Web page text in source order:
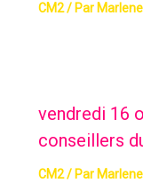
CM2/ Par
vendredi 16
conseillers
CM2/ Par